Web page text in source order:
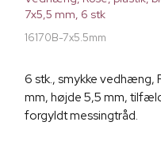
7x5,5 mm, 6 stk
16170B-7x5.5mm
6 stk., smykke vedhæng,
mm, højde 5,5 mm,
forgyldt messingtråd.